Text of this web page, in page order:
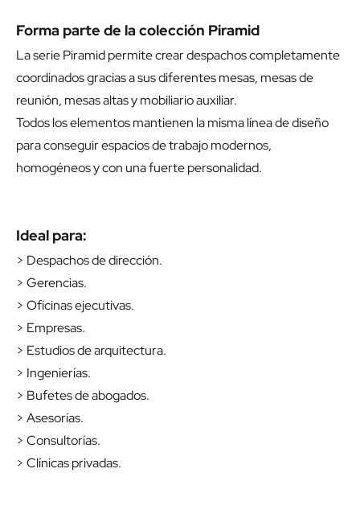
Forma parte de la colección Piramid
La serie Piramid permite crear despachos completamente
coordinados gracias a sus diferentes mesas, mesas de
reunión, mesas altas y mobiliario auxiliar.
Todos los elementos mantienen la misma línea de diseño
para conseguir espacios de trabajo modernos,
homogéneos y con una fuerte personalidad.
Ideal para:
> Despachos de dirección.
> Gerencias.
> Oficinas ejecutivas.
> Empresas.
> Estudios de arquitectura.
> Ingenierías.
> Bufetes de abogados.
> Asesorías.
> Consultorías.
> Clínicas privadas.